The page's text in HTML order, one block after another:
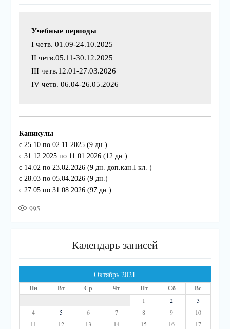
Учебные периоды
I четв. 01.09-24.10.2025
II четв.05.11-30.12.2025
III четв.12.01-27.03.2026
IV четв. 06.04-26.05.2026
Каникулы
с 25.10 по 02.11.2025 (9 дн.)
с 31.12.2025 по 11.01.2026 (12 дн.)
с 14.02 по 23.02.2026 (9 дн. доп.кан.I кл. )
с 28.03 по 05.04.2026 (9 дн.)
с 27.05 по 31.08.2026 (97 дн.)
995
Календарь записей
Октябрь 2021
Пн Вт Ср Чт Пт Сб Вс
1 2
3
4
5 6 7 8 9
10
11
12 13 14 15 16
17